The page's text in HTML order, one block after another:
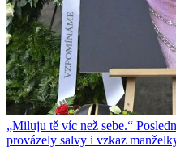
„Miluju tě víc než sebe.“
provázely salvy i vzkaz